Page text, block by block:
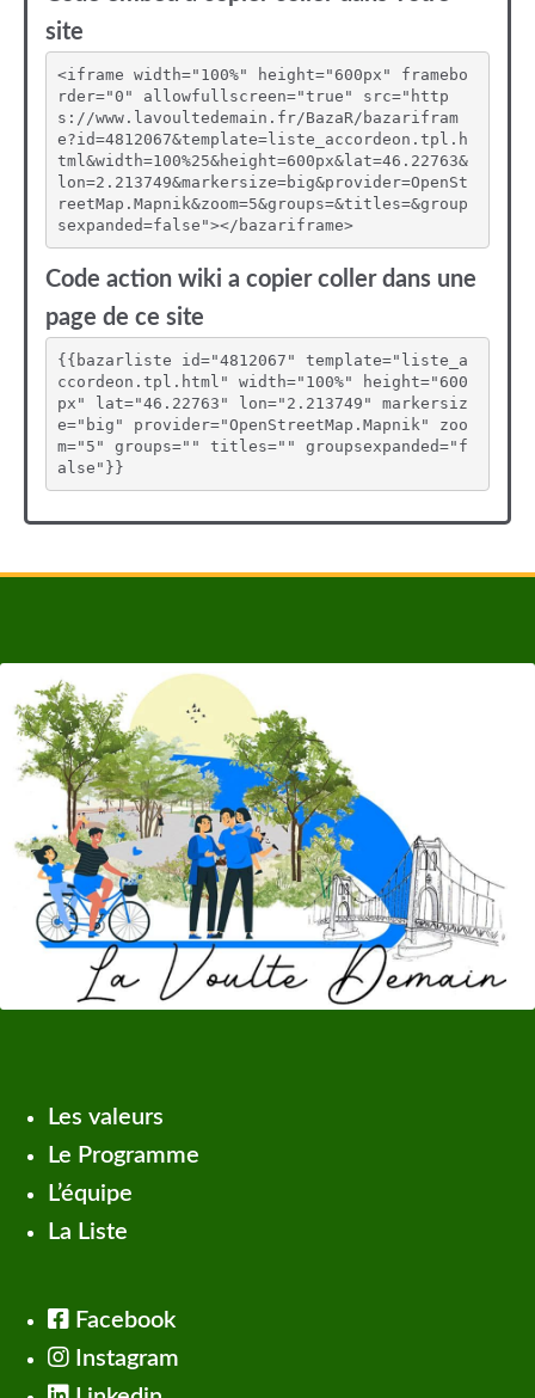
site
<iframe width="100%" height="600px" framebo
rder="0" allowfullscreen="true" src="http
s://www.lavoultedemain.fr/BazaR/bazarifram
e?id=4812067&template=liste_accordeon.tpl.h
tml&width=100%25&height=600px&lat=46.22763&
lon=2.213749&markersize=big&provider=OpenSt
reetMap.Mapnik&zoom=5&groups=&titles=&group
sexpanded=false"></bazariframe>
Code action wiki a copier coller dans une
page de ce site
{{bazarliste id="4812067" template="liste_a
ccordeon.tpl.html" width="100%" height="600
px" lat="46.22763" lon="2.213749" markersiz
e="big" provider="OpenStreetMap.Mapnik" zoo
m="5" groups="" titles="" groupsexpanded="f
alse"}}
Les valeurs
Le Programme
L’équipe
La Liste
Facebook
Instagram